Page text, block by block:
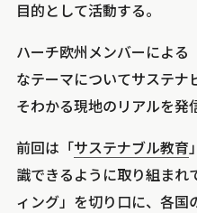
目的として活動する。
ハーチ欧州メンバーによる
なテーマについてサステナ
そわかる現地のリアルを発
前回は「サステナブル教育
識できるように取り組まれ
ィング」を切り口に、各国